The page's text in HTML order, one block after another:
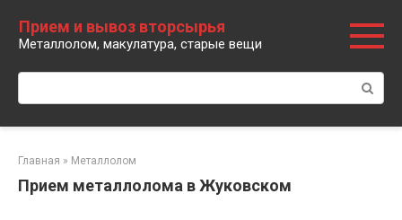
контенту
Прием и вывоз вторсырья
Металлолом, макулатура, старые вещи
Поиск:
Главная » Металлолом
Прием металлолома в Жуковском